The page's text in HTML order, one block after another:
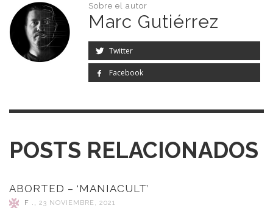
Sobre el autor
Marc Gutiérrez
Twitter
Facebook
POSTS RELACIONADOS
ABORTED – ‘MANIACULT’
F . , 23 NOVIEMBRE, 2021